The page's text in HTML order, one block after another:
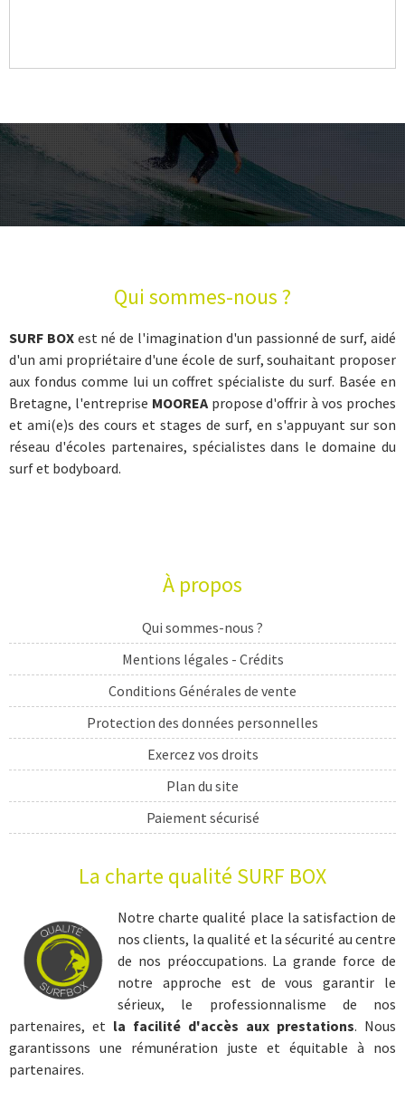
Qui sommes-nous ?
SURF BOXest né de l'imagination d'un passionné de surf, aidé
d'un ami propriétaire d'une école de surf, souhaitant proposer
aux fondus comme lui un coffret spécialiste du surf. Basée en
Bretagne, l'entreprise MOOREApropose d'offrir à vos proches
et ami(e)s des cours et stages de surf, en s'appuyant sur son
réseau d'écoles partenaires, spécialistes dans le domaine du
surf et bodyboard.
À propos
Qui sommes-nous ?
Mentions légales - Crédits
Conditions Générales de vente
Protection des données personnelles
Exercez vos droits
Plan du site
Paiement sécurisé
cadeau sport
cadeau surf
coffret sport
coffret sportif
cadeau sportif
coffret surf
La charte qualité SURF BOX
Notre charte qualité place la satisfaction de
nos clients, la qualité et la sécurité au centre
de nos préoccupations. La grande force de
notre approche est de vous garantir le
sérieux, le professionnalisme de nos
partenaires, et la facilité d'accès aux prestations. Nous
garantissons une rémunération juste et équitable à nos
partenaires.